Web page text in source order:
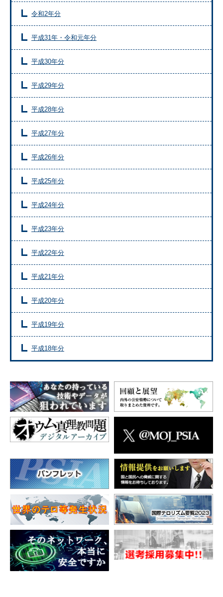
令和2年分
平成31年・令和元年分
平成30年分
平成29年分
平成28年分
平成27年分
平成26年分
平成25年分
平成24年分
平成23年分
平成22年分
平成21年分
平成20年分
平成19年分
平成18年分